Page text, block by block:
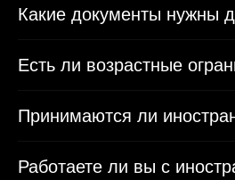
Возраст от 21
Гражданам
Гражданский
Какие документы нужны
Есть ли возрастные
Принимаются ли
Работаете ли вы с